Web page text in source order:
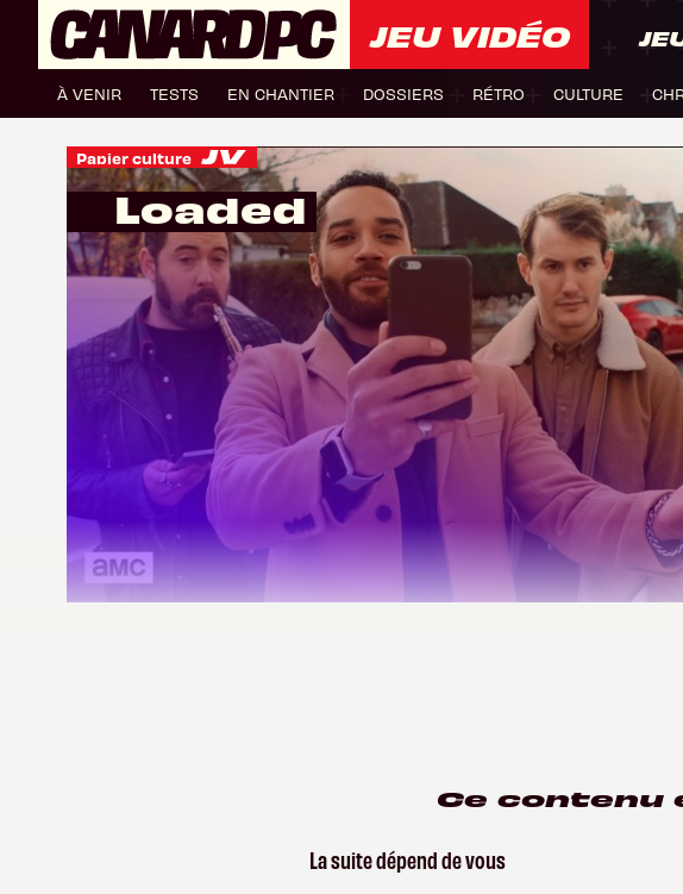
JEU VIDÉO
À VENIR TESTS EN CHANTIER DOSSIERS RÉTRO CULTURE
Papier culture
Loaded
Ce contenu
La suite dépend de vous